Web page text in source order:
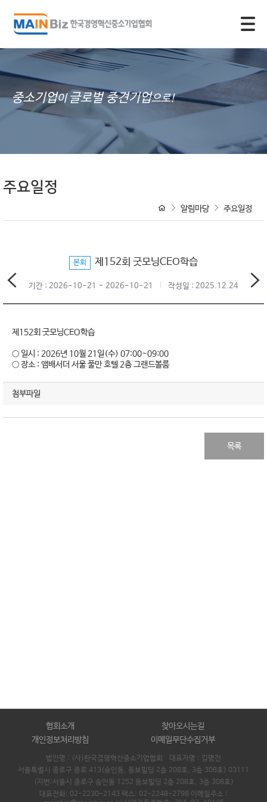
중소기업이 글로벌 중견기업으로!
주요일정
알림마당 주요일정
본회 제152회 굿모닝CEO학습
기간 : 2026-10-21 ~ 2026-10-21 작성일 : 2025.12.24
제152회 굿모닝CEO학습
○ 일시 : 2026년 10월 21일(수) 07:00~09:00
○ 장소 : 앰배서더 서울 풀만 호텔 2층 그랜드볼룸
첨부파일
목록
협회소개
찾아오시는길
개인정보처리방침
이메일무단수집거부
법인명 : (사)한국경영혁신중소기업협회 대표자명 : 김명진
서울특별시 종로구 종로 413(숭인동, 동보빌딩 2층 208호, 3층 308호) 03111
(지번:서울시 종로구 숭인동 1252 동보빌딩 2층 208호, 3층 308호)
대표전화: 02-2230-2143 팩스: 02-2248-2798 이메일주소 :